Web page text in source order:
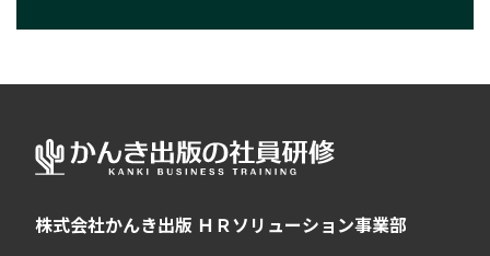
株式会社かんき出版 ＨＲソリューション事業部